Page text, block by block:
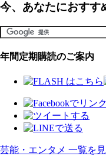
今、あなたにおすす
年間定期購読のご案内
芸能・エンタメ 一覧を